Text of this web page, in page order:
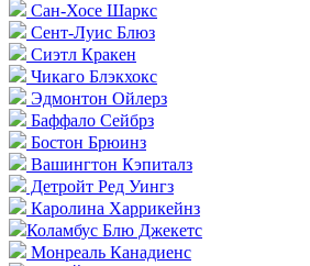
Сан-Хосе Шаркс
Сент-Луис Блюз
Сиэтл Кракен
Чикаго Блэкхокс
Эдмонтон Ойлерз
Баффало Сейбрз
Бостон Брюинз
Вашингтон Кэпиталз
Детройт Ред Уингз
Каролина Харрикейнз
Коламбус Блю Джекетс
Монреаль Канадиенс